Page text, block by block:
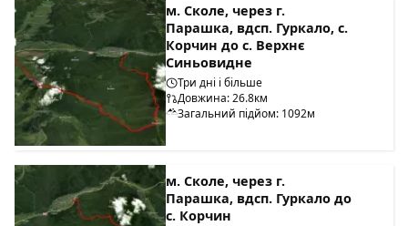
м. Сколе, через г.
Парашка, вдсп. Гуркало, с.
Корчин до с. Верхнє
Синьовидне
Три дні і більше
Довжина: 26.8км
Загальний підйом: 1092м
м. Сколе, через г.
Парашка, вдсп. Гуркало до
с. Корчин